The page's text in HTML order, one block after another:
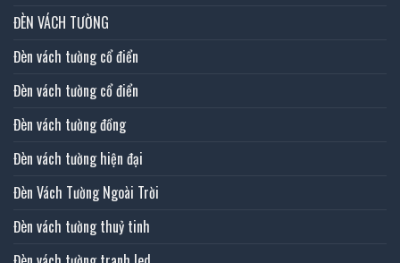
ĐÈN VÁCH TƯỜNG
Đèn vách tường cổ điển
Đèn vách tường cổ điển
Đèn vách tường đồng
Đèn vách tường hiện đại
Đèn Vách Tường Ngoài Trời
Đèn vách tường thuỷ tinh